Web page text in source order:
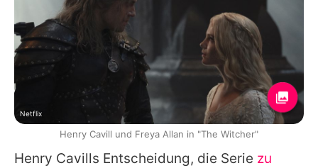
Henry Cavills Entscheidung, die Serie zu
Netflix
Henry Cavill und Freya Allan in "The Witcher"